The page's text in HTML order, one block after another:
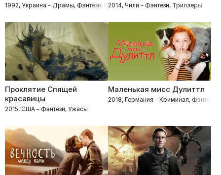
1992, Украина – Драмы, Фэнтези, Мистические2014, Чили – Фэнтези, Триллеры
Проклятие Спящей
красавицы
2015, США – Фэнтези, Ужасы
Маленькая мисс Дулиттл
2018, Германия – Криминал,